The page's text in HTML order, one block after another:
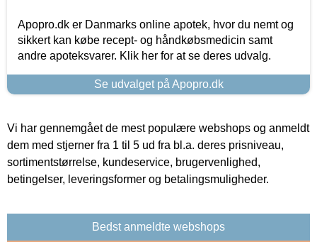
Apopro.dk er Danmarks online apotek, hvor du nemt og
sikkert kan købe recept- og håndkøbsmedicin samt
andre apoteksvarer. Klik her for at se deres udvalg.
Se udvalget på Apopro.dk
Vi har gennemgået de mest populære webshops og anmeldt
dem med stjerner fra 1 til 5 ud fra bl.a. deres prisniveau,
sortimentstørrelse, kundeservice, brugervenlighed,
betingelser, leveringsformer og betalingsmuligheder.
Bedst anmeldte webshops